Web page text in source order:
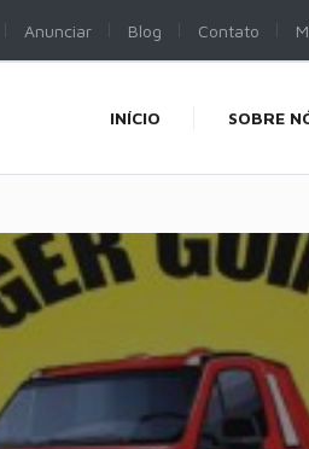
Anunciar Blog Contato
INÍCIO SOBRE